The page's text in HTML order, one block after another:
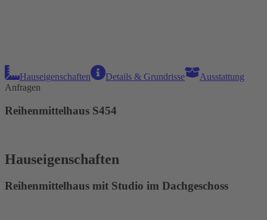
Hauseigenschaften Details & Grundrisse
Ausstattung
Anfragen
Reihenmittelhaus S454
Hauseigenschaften
Reihenmittelhaus mit Studio im Dachgeschoss